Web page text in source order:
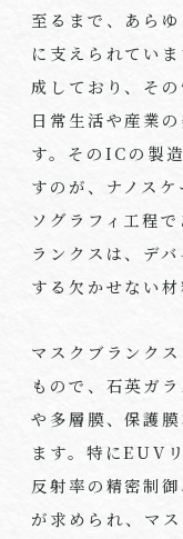
至るまで、あら
に支えられてい
成しており、そ
日常生活や産業
す。そのICの製
すのが、ナノス
ソグラフィ工程
ランクスは、デ
する欠かせない材
マスクブランク
もので、石英ガ
や多層膜、保護
ます。特にEUV
反射率の精密制
が求められ、マ